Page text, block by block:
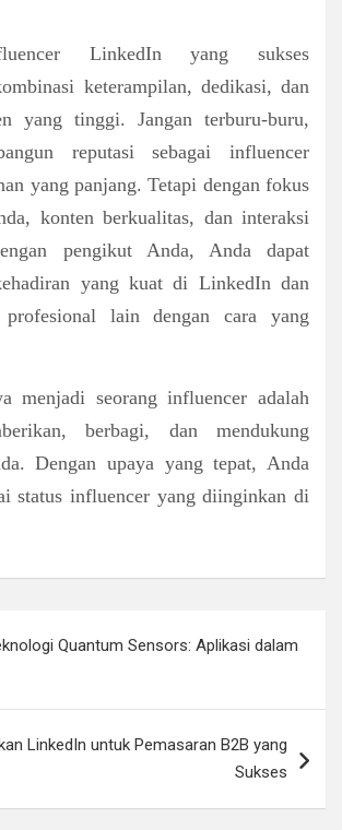
LinkedIn yang sukses
keterampilan, dedikasi, dan
yang tinggi. Jangan terburu-buru,
reputasi sebagai influencer
yang panjang. Tetapi dengan fokus
konten berkualitas, dan interaksi
pengikut Anda, Anda dapat
yang kuat di LinkedIn dan
profesional lain dengan cara yang
menjadi seorang influencer adalah
berbagi, dan mendukung
Dengan upaya yang tepat, Anda
status influencer yang diinginkan di
Quantum Sensors: Aplikasi dalam
LinkedIn untuk Pemasaran B2B yang
Sukses